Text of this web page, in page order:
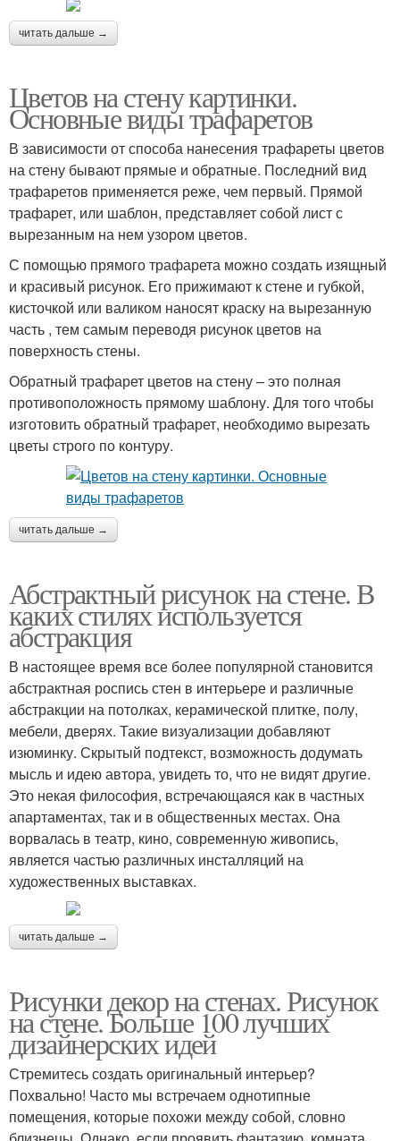
читать дальше →
Цветов на стену картинки.
Основные виды трафаретов
В зависимости от способа нанесения трафареты цветов
на стену бывают прямые и обратные. Последний вид
трафаретов применяется реже, чем первый. Прямой
трафарет, или шаблон, представляет собой лист с
вырезанным на нем узором цветов.
С помощью прямого трафарета можно создать изящный
и красивый рисунок. Его прижимают к стене и губкой,
кисточкой или валиком наносят краску на вырезанную
часть , тем самым переводя рисунок цветов на
поверхность стены.
Обратный трафарет цветов на стену – это полная
противоположность прямому шаблону. Для того чтобы
изготовить обратный трафарет, необходимо вырезать
цветы строго по контуру.
читать дальше →
Абстрактный рисунок на стене. В
каких стилях используется
абстракция
В настоящее время все более популярной становится
абстрактная роспись стен в интерьере и различные
абстракции на потолках, керамической плитке, полу,
мебели, дверях. Такие визуализации добавляют
изюминку. Скрытый подтекст, возможность додумать
мысль и идею автора, увидеть то, что не видят другие.
Это некая философия, встречающаяся как в частных
апартаментах, так и в общественных местах. Она
ворвалась в театр, кино, современную живопись,
является частью различных инсталляций на
художественных выставках.
читать дальше →
Рисунки декор на стенах. Рисунок
на стене. Больше 100 лучших
дизайнерских идей
Стремитесь создать оригинальный интерьер?
Похвально! Часто мы встречаем однотипные
помещения, которые похожи между собой, словно